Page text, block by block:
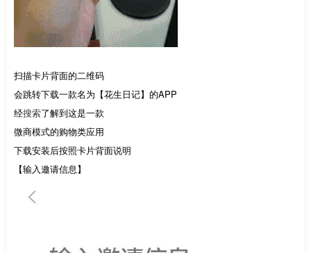
扫描卡片背面的二维码
会跳转下载一款名为【花生日记】的APP
经搜索了解到这是一款
微商模式的购物类应用
下载安装后按照卡片背面说明
【输入邀请信息】